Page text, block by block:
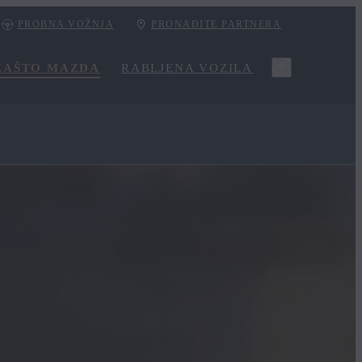
PROBNA VOŽNJA PRONAĐITE PARTNERA
MAZDA RABLJENA VOZILA